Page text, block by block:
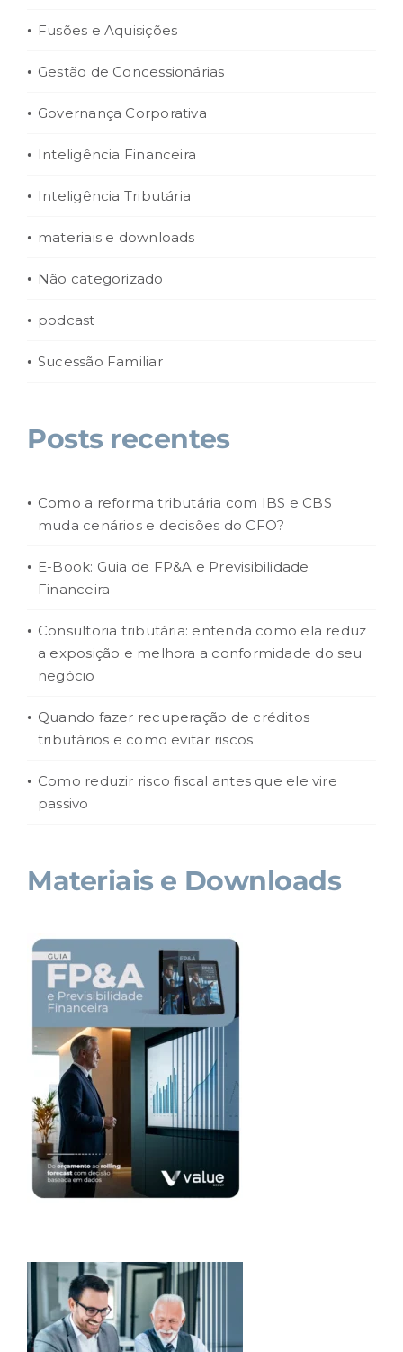
Fusões e Aquisições
Gestão de Concessionárias
Governança Corporativa
Inteligência Financeira
Inteligência Tributária
materiais e downloads
Não categorizado
podcast
Sucessão Familiar
Posts recentes
Como a reforma tributária com IBS e CBS
muda cenários e decisões do CFO?
E-Book: Guia de FP&A e Previsibilidade
Financeira
Consultoria tributária: entenda como ela reduz
a exposição e melhora a conformidade do seu
negócio
Quando fazer recuperação de créditos
tributários e como evitar riscos
Como reduzir risco fiscal antes que ele vire
passivo
Materiais e Downloads